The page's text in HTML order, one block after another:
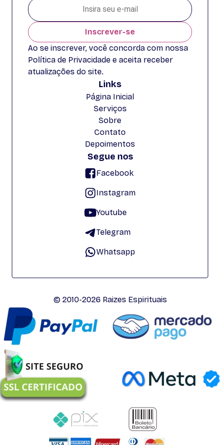
Inscrever-se
Ao se inscrever, você concorda com nossa
Política de Privacidade e aceita receber
atualizações do site.
Links
Página Inicial
Serviços
Sobre
Contato
Depoimentos
Segue nos
Facebook
Instagram
Youtube
Telegram
Whatsapp
© 2010-2026 Raizes Espirituais